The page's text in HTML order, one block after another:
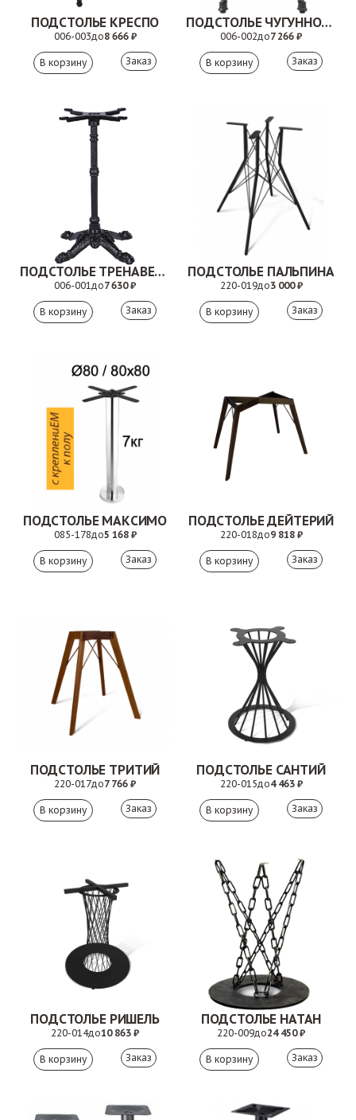
ПОДСТОЛЬЕ КРЕСПО
006-003до8 666 ₽
Заказ
ПОДСТОЛЬЕ ЧУГУННОЕ ОЛИВИЯ
006-002до7 266 ₽
Заказ
ПОДСТОЛЬЕ ТРЕНАВЕРА
006-001до7 630 ₽
Заказ
ПОДСТОЛЬЕ ПАЛЬПИНА
220-019до3 000 ₽
Заказ
ПОДСТОЛЬЕ МАКСИМО
085-178до5 168 ₽
Заказ
ПОДСТОЛЬЕ ДЕЙТЕРИЙ
220-018до9 818 ₽
Заказ
ПОДСТОЛЬЕ ТРИТИЙ
220-017до7 766 ₽
Заказ
ПОДСТОЛЬЕ САНТИЙ
220-015до4 463 ₽
Заказ
ПОДСТОЛЬЕ РИШЕЛЬ
220-014до10 863 ₽
Заказ
ПОДСТОЛЬЕ НАТАН
220-009до24 450 ₽
Заказ